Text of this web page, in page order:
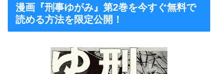
漫画『刑事ゆがみ』第2巻を今すぐ無料で
読める方法を限定公開！